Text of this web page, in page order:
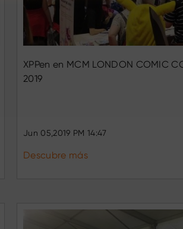
XPPen en MCM LONDON COMIC
2019
Jun 05,2019 PM 14:47
Descubre más